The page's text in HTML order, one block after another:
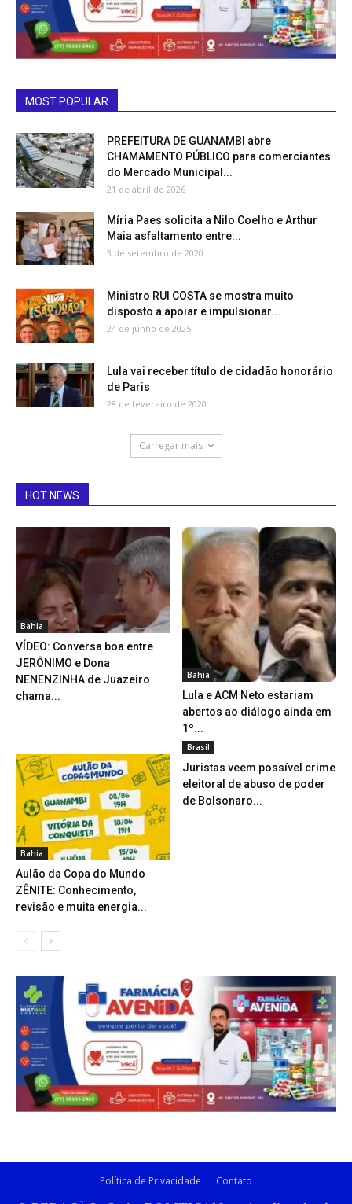
MOST POPULAR
PREFEITURA DE GUANAMBI abre
CHAMAMENTO PÚBLICO para comerciantes
do Mercado Municipal...
21 de abril de 2026
Míria Paes solicita a Nilo Coelho e Arthur
Maia asfaltamento entre...
3 de setembro de 2020
Ministro RUI COSTA se mostra muito
disposto a apoiar e impulsionar...
24 de junho de 2025
Lula vai receber título de cidadão honorário
de Paris
28 de fevereiro de 2020
Carregar mais
HOT NEWS
Bahia
VÍDEO: Conversa boa entre
JERÔNIMO e Dona
NENENZINHA de Juazeiro
chama...
Bahia
Lula e ACM Neto estariam
abertos ao diálogo ainda em
1º...
Bahia
Aulão da Copa do Mundo
ZÊNITE: Conhecimento,
revisão e muita energia...
Brasil
Juristas veem possível crime
eleitoral de abuso de poder
de Bolsonaro...
Política de Privacidade Contato